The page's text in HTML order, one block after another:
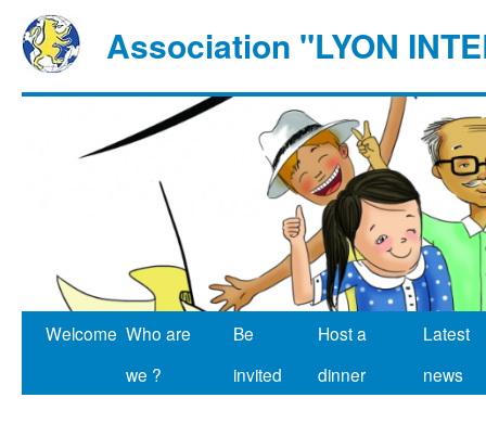
Association "LYON
Welcome Who are
we ?
Be
invited
Host a
dinner
Latest
news